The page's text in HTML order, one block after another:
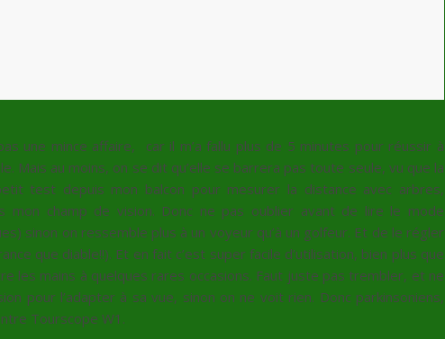
une mince affaire, car il m’a fallu plus de 5 minutes pour réussir à
Mais au moins, on se dit qu’elle se barrera pas toute seule, vu que la
test depuis mon balcon pour mesurer la distance avec arbres,
mon champ de vision. Donc ne pas oublier avant de lire le mode
sinon on ressemble plus à un voyeur qu’à un golfeur. Et de le régler
que diable!!). Et en fait c’est super facile d’utilisation, bien plus que
les mains à quelques rares occasions. Faut juste pas trembler, et ne
pour l’adapter à sa vue, sinon on ne voit rien. Donc parkinsoniens,
Tourscope W1.